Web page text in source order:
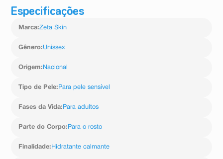
Aqua (água), sodium laureth sulfate (lauril éter sulfato de
(cocamida dea), cocamidopropyl
disodium laureth sulfosuccinate (laureth
(fenoxietanol),peg-120 methyl disodium laureth
allantoin (alantoína), citric acid (ácido cítrico), bisabolol
(bisabolol), disodium edta (edetato dissódico), caprylyl
parfum (perfume), citronellol (citronelol), d-limonene (d-
Especificações
Marca:Zeta Skin
Gênero:Unissex
Origem: Nacional
Tipo de Pele: Para pele sensível
Fases da Vida: Para adultos
Parte do Corpo: Para o rosto
Finalidade: Hidratante calmante